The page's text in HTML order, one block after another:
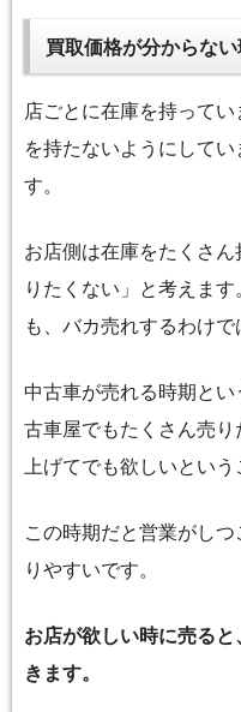
買取価格が分からな
店ごとに在庫を持って
を持たないようにして
す。
お店側は在庫をたくさ
りたくない」と考えま
も、バカ売れするわけで
中古車が売れる時期と
古車屋でもたくさん売
上げてでも欲しいという
この時期だと営業がし
りやすいです。
お店が欲しい時に売る
きます。